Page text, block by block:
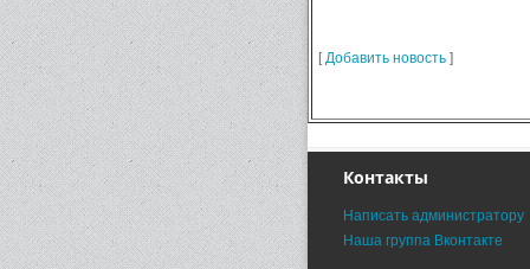
[Добавить новость ]
Контакты
Написать администратору
Наша группа Вконтакте